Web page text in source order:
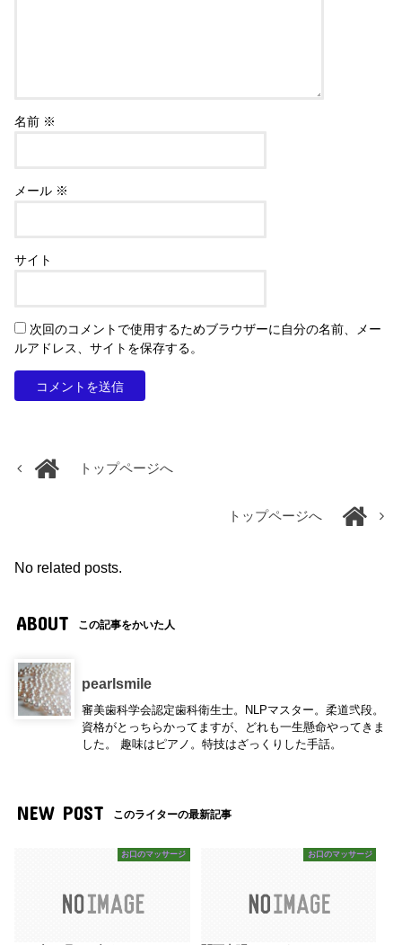
名前 ※
メール ※
サイト
次回のコメントで使用するためブラウザーに自分の名前、メー
ルアドレス、サイトを保存する。
トップページへ
トップページへ
No related posts.
ABOUT この記事をかいた人
pearlsmile
審美歯科学会認定歯科衛生士。NLPマスター。柔道弐段。
資格がとっちらかってますが、どれも一生懸命やってきま
した。 趣味はピアノ。特技はざっくりした手話。
NEW POST このライターの最新記事
お口のマッサージ お口のマッサージ